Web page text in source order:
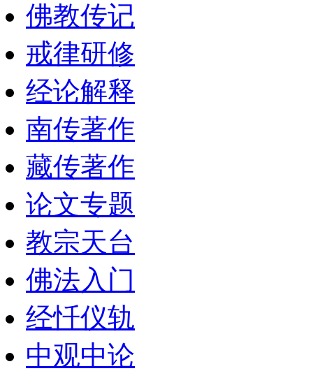
佛教传记
戒律研修
经论解释
南传著作
藏传著作
论文专题
教宗天台
佛法入门
经忏仪轨
中观中论